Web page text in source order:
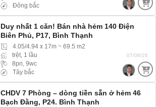
Đông bắc
Duy nhất 1 căn! Bán nhà hẻm 140 Điện
Biên Phủ, P17, Bình Thạnh
4.05/4.94 x 17m ~ 69.5 m2
trệt, 1 lầu
8pn, 9wc
Tây bắc
07/08/26
CHDV 7 Phòng – dòng tiền sẵn ở hẻm 46
Bạch Đằng, P24. Bình Thạnh